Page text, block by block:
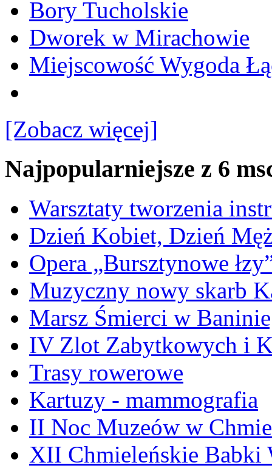
Bory Tucholskie
Dworek w Mirachowie
Miejscowość Wygoda
[Zobacz więcej]
Najpopularniejsze z 6
Warsztaty tworzenia
Dzień Kobiet, Dzień
Opera „Bursztynowe
Muzyczny nowy skarb
Marsz Śmierci w
IV Zlot Zabytkowych i
Trasy rowerowe
Kartuzy - mammografia
II Noc Muzeów w
XII Chmieleńskie Babki